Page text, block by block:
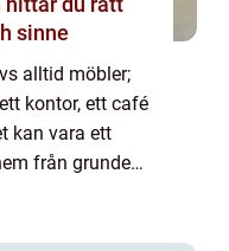
sinne
alltid möbler;
kontor, ett café
kan vara ett
från grunden